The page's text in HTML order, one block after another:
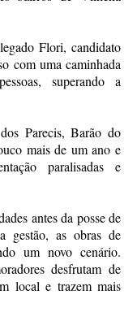
Flori, candidato
com uma caminhada
superando a
Parecis, Barão do
mais de um ano e
paralisadas e
antes da posse de
gestão, as obras de
um novo cenário.
desfrutam de
local e trazem mais